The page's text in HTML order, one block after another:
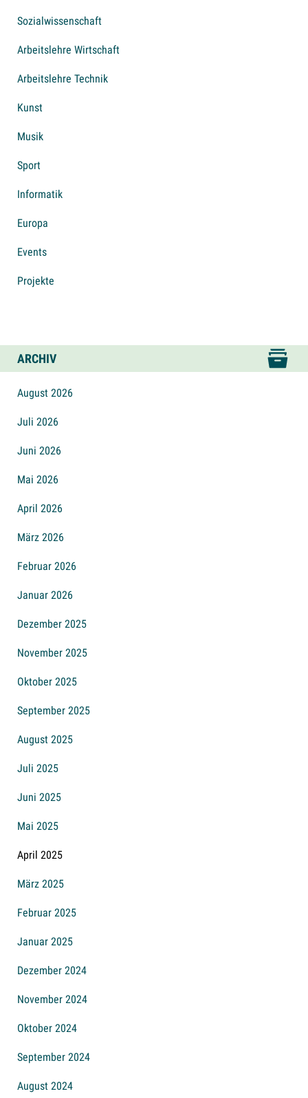
Sozialwissenschaft
Arbeitslehre Wirtschaft
Arbeitslehre Technik
Kunst
Musik
Sport
Informatik
Europa
Events
Projekte
ARCHIV
August 2026
Juli 2026
Juni 2026
Mai 2026
April 2026
März 2026
Februar 2026
Januar 2026
Dezember 2025
November 2025
Oktober 2025
September 2025
August 2025
Juli 2025
Juni 2025
Mai 2025
April 2025
März 2025
Februar 2025
Januar 2025
Dezember 2024
November 2024
Oktober 2024
September 2024
August 2024